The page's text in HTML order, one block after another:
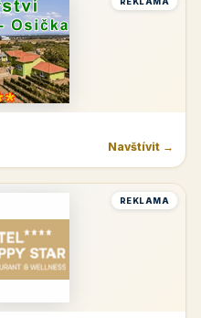
Navštívit →
REKLAMA